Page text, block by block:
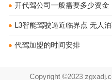
开代驾公司一般需要多少资金
L3智能驾驶逼近临界点 无人
代驾加盟的时间安排
Copyright ©2023